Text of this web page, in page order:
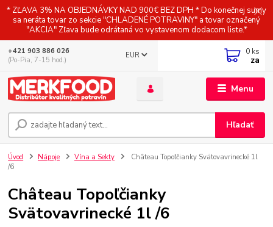
* ZĽAVA 3% NA OBJEDNÁVKY NAD 900€ BEZ DPH * Do konečnej sumy
sa neráta tovar zo sekcie "CHLADENÉ POTRAVINY" a tovar označený
"AKCIA" Zľava bude odrátaná vo vystavenom dodacom liste.*
Menu
EUR
Hľadať
+421 903 886 026
(Po-Pia, 7-15 hod.)
0 ks
za
Úvod Nápoje Vína a Sekty
Château Topoľčianky Svätovavrinecké 1l
/6
Château Topoľčianky
Svätovavrinecké 1l /6